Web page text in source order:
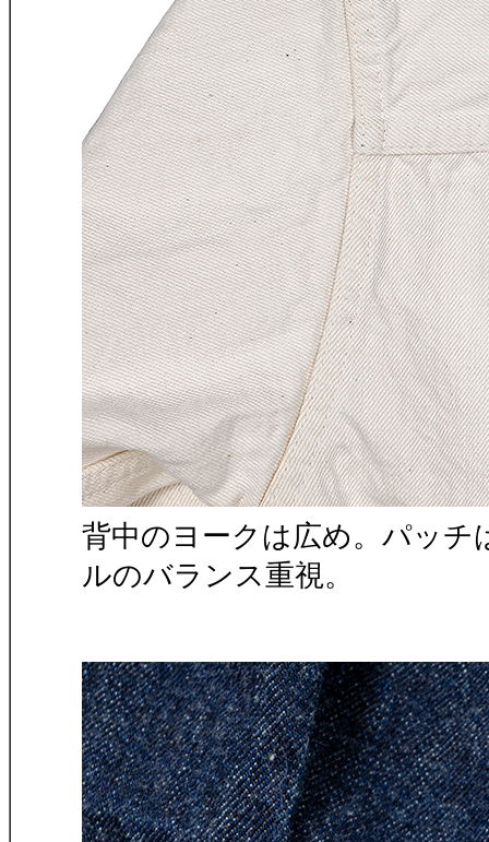
背中のヨークは広め。パッ
ルのバランス重視。